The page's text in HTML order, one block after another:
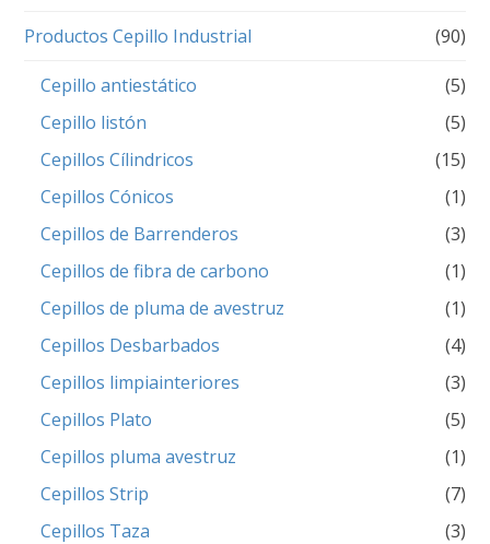
Productos Cepillo Industrial (90)
Cepillo antiestático
(5)
Cepillo listón
(5)
Cepillos Cílindricos
(15)
Cepillos Cónicos
(1)
Cepillos de Barrenderos
(3)
Cepillos de fibra de carbono
(1)
Cepillos de pluma de avestruz
(1)
Cepillos Desbarbados
(4)
Cepillos limpiainteriores
(3)
Cepillos Plato
(5)
Cepillos pluma avestruz
(1)
Cepillos Strip
(7)
Cepillos Taza
(3)